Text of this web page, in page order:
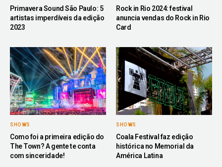
Primavera Sound São Paulo: 5
artistas imperdíveis da edição
2023
Rock in Rio 2024: festival
anuncia vendas do Rock in Rio
Card
SHOWS
Como foi a primeira edição do
The Town? A gente te conta
com sinceridade!
SHOWS
Coala Festival faz edição
histórica no Memorial da
América Latina